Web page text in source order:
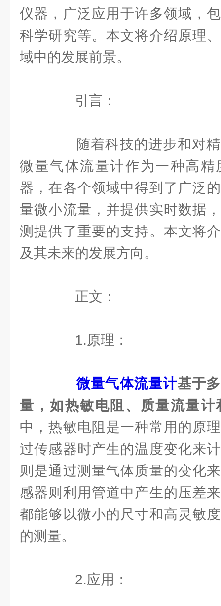
仪器，广泛应用于许多领域，
科学研究等。本文将介绍原理
域中的发展前景。
引言：
随着科技的进步和对精
微量气体流量计作为一种高精
器，在各个领域中得到了广泛
量微小流量，并提供实时数据
测提供了重要的支持。本文将
及其未来的发展方向。
正文：
1.原理：
微量气体流量计基于
量，如热敏电阻、质量流量
中，热敏电阻是一种常用的原
过传感器时产生的温度变化来
则是通过测量气体质量的变化
感器则利用管道中产生的压差
都能够以微小的尺寸和高灵敏
的测量。
2.应用：